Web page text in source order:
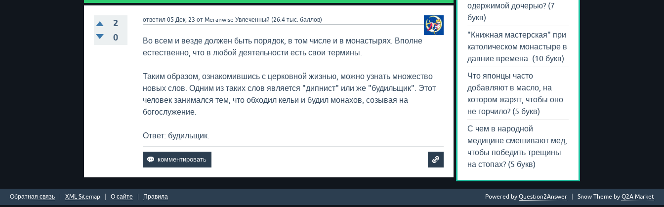
2
0
ответил 05 Дек, 23 отMeranwise Увлеченный (26.4 тыс. баллов)
Во всем и везде должен быть порядок, в том числе и в монастырях. Вполне
естественно, что в любой деятельности есть свои термины.
Таким образом, ознакомившись с церковной жизнью, можно узнать множество
новых слов. Одним из таких слов является "дипнист" или же "будильщик". Этот
человек занимался тем, что обходил кельи и будил монахов, созывая на
богослужение.
Ответ: будильщик.
одержимой дочерью? (7
букв)
"Книжная мастерская" при
католическом монастыре в
давние времена. (10 букв)
Что японцы часто
добавляют в масло, на
котором жарят, чтобы оно
не горчило? (5 букв)
С чем в народной
медицине смешивают мед,
чтобы победить трещины
на стопах? (5 букв)
Обратная связь XML Sitemap О сайте Правила Snow Theme by Q2A Market
Powered by Question2Answer